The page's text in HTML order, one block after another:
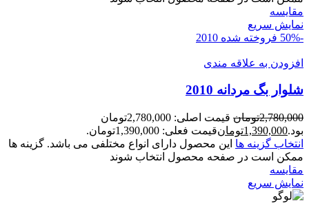
مقايسه
نمایش سریع
-50%
فروخته شده 2010
افزودن به علاقه مندی
شلوار بگ مردانه 2010
2,780,000تومان
قیمت اصلی: 2,780,000تومان
بود.1,390,000تومانقیمت فعلی: 1,390,000تومان.
انتخاب گزینه ها این محصول دارای انواع مختلفی می باشد. گزینه ها
ممکن است در صفحه محصول انتخاب شوند
مقايسه
نمایش سریع